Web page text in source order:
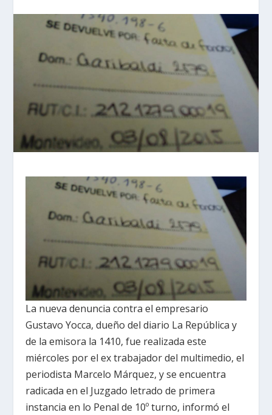
La nueva denuncia contra el empresario
Gustavo Yocca, dueño del diario La República y
de la emisora la 1410, fue realizada este
miércoles por el ex trabajador del multimedio, el
periodista Marcelo Márquez, y se encuentra
radicada en el Juzgado letrado de primera
instancia en lo Penal de 10º turno, informó el